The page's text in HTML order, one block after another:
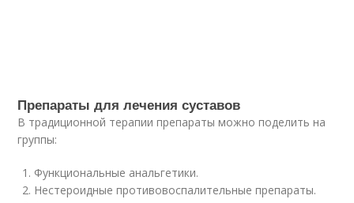
Препараты для лечения суставов
В традиционной терапии препараты можно поделить на
группы:
Функциональные анальгетики.
Нестероидные противовоспалительные препараты.